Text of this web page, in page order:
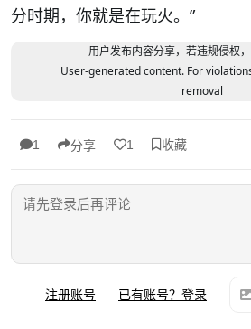
分时期，你就是在玩火。”
用户发布内容分享，若违规侵权
User-generated content. For
removal
1 分享 1 收藏
注册账号 已有账号？登录